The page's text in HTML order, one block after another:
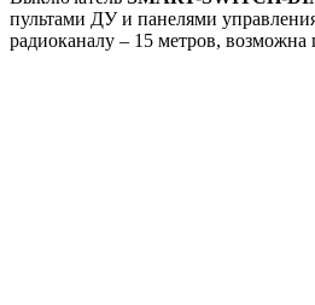
пультами ДУ и панелями
радиоканалу – 15 метров,